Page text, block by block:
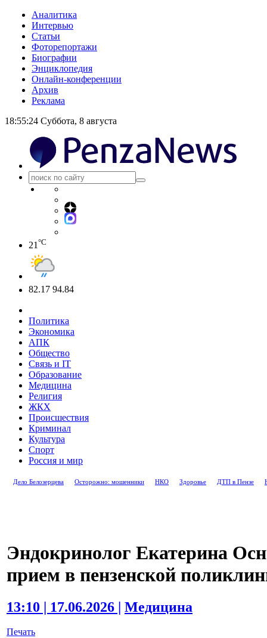
Аналитика
Интервью
Статьи
Фоторепортажи
Биографии
Энциклопедия
Онлайн-конференции
Архив
Реклама
18:55:24 Суббота, 8 августа
21 °C
82.17 94.84
Политика
Экономика
АПК
Общество
Связь и IT
Образование
Медицина
Религия
ЖКХ
Происшествия
Криминал
Культура
Спорт
Россия и мир
Дело Белозерцева Осторожно: мошенники НКО Здоровье ДТП в Пензе
Эндокринолог Екатерина
прием в пензенской
13:10 | 17.06.2026 | Медицина
Печать